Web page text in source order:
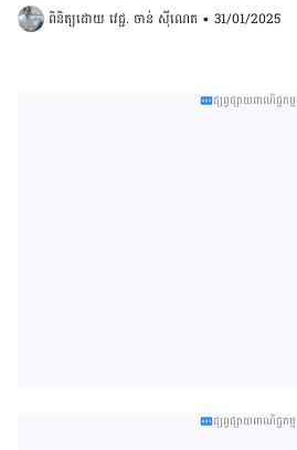
ពិនិត្យដោយ វេជ្ជ. ចាន់ ស៊ីណេត • 31/01/2025
ផ្សព្វផ្សាយពាណិជ្ជកម្ម
ផ្សព្វផ្សាយពាណិជ្ជកម្ម